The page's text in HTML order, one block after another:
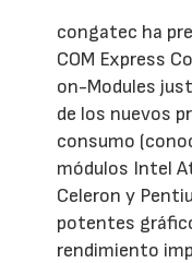
congatec ha
COM Express
on-Modules
de los nuevos
consumo
módulos Intel
Celeron y
potentes
rendimiento